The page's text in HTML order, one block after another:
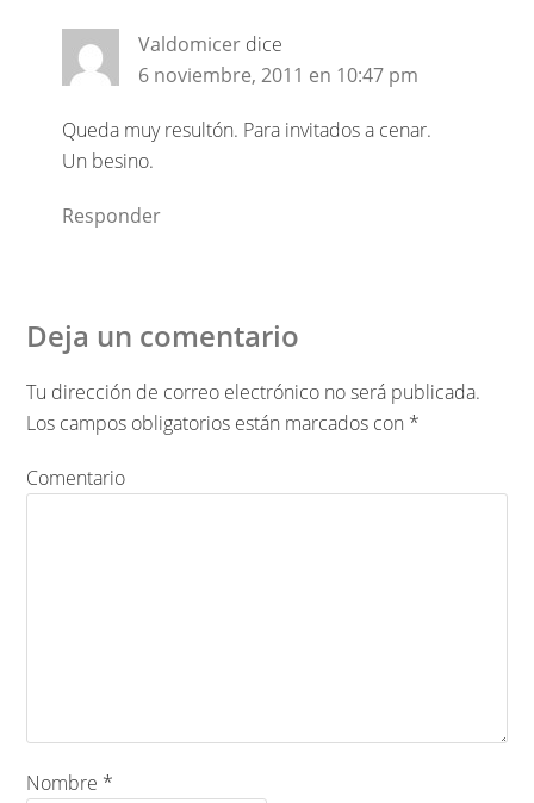
Valdomicer dice
6 noviembre, 2011 en 10:47 pm
Queda muy resultón. Para invitados a cenar.
Un besino.
Responder
Deja un comentario
Tu dirección de correo electrónico no será publicada.
Los campos obligatorios están marcados con *
Comentario
Nombre *